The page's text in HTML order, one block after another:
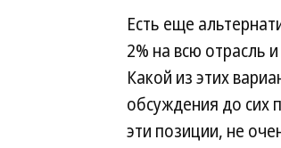
Есть еще
2% на всю отрасль
Какой из этих
обсуждения до сих
эти позиции, не